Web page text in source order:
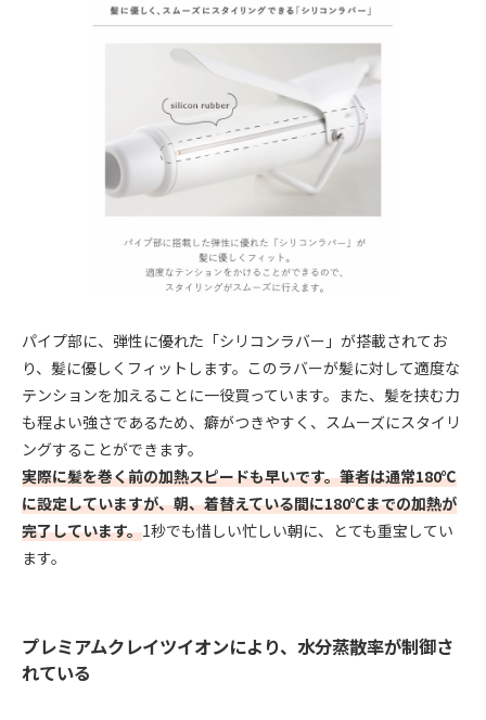
パイプ部に、弾性に優れた「シリコンラバー」が搭載されてお
り、髪に優しくフィットします。このラバーが髪に対して適度な
テンションを加えることに一役買っています。また、髪を挟む力
も程よい強さであるため、癖がつきやすく、スムーズにスタイリ
ングすることができます。
実際に髪を巻く前の加熱スピードも早いです。筆者は通常180℃
に設定していますが、朝、着替えている間に180℃までの加熱が
完了しています。1秒でも惜しい忙しい朝に、とても重宝してい
ます。
プレミアムクレイツイオンにより、水分蒸散率が制御さ
れている